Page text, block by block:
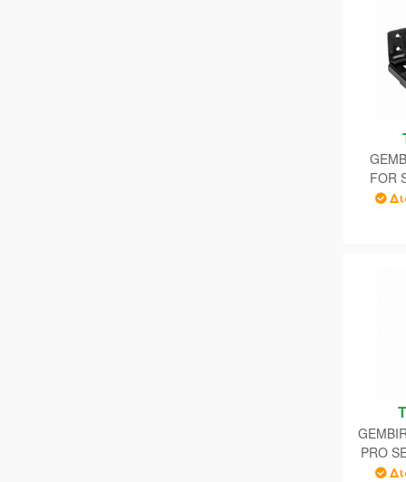
FOR
PRO
VESA